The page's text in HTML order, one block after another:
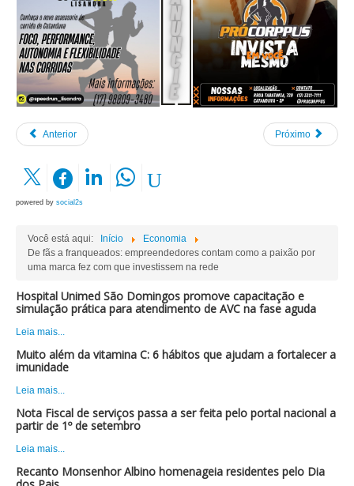
Anterior Próximo
powered by social2s
Você está aqui: Início
Economia
De fãs a franqueados: empreendedores contam como a paixão por
uma marca fez com que investissem na rede
Hospital Unimed São Domingos promove capacitação e
simulação prática para atendimento de AVC na fase aguda
Leia mais...
Muito além da vitamina C: 6 hábitos que ajudam a fortalecer a
imunidade
Leia mais...
Nota Fiscal de serviços passa a ser feita pelo portal nacional a
partir de 1º de setembro
Leia mais...
Recanto Monsenhor Albino homenageia residentes pelo Dia